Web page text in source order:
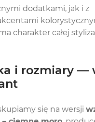
dodatkami, jak i z
charakter całej
i rozmiary —
się na wersji